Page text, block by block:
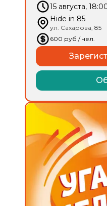
15 августа,
Hide in 85
ул. Сахарова, 85
600 руб / чел.